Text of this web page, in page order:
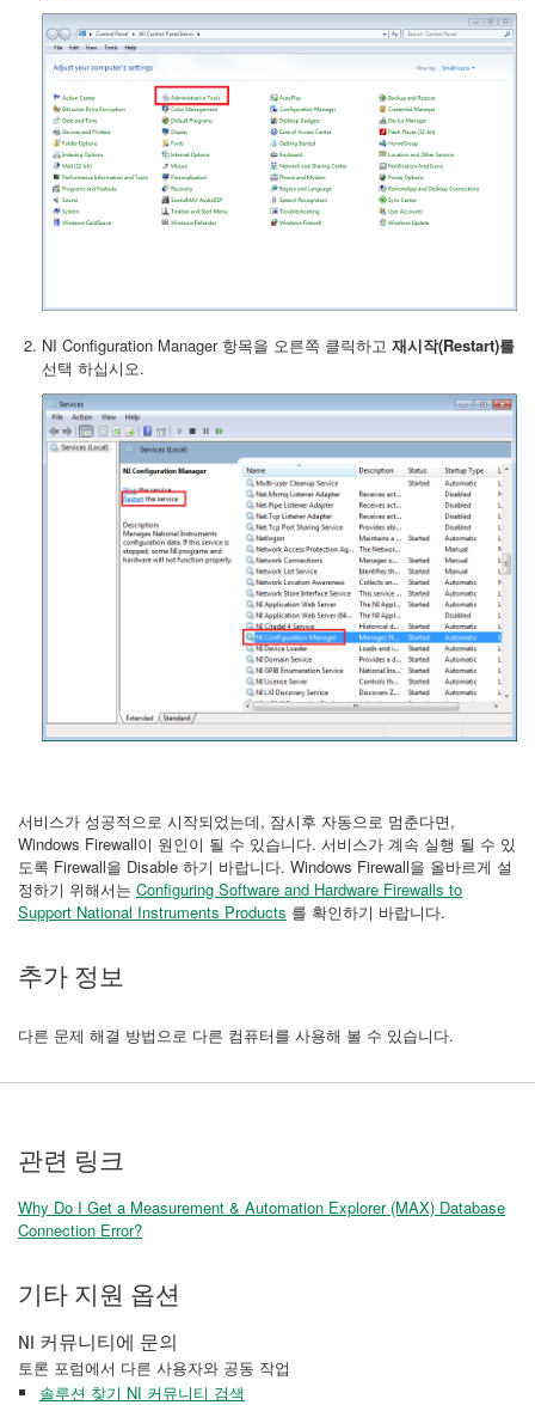
NI Configuration Manager 항목을 오른쪽 클릭하고 재시작(Restart)를
선택 하십시오.
서비스가 성공적으로 시작되었는데, 잠시후 자동으로 멈춘다면,
Windows Firewall이 원인이 될 수 있습니다. 서비스가 계속 실행 될 수 있
도록 Firewall을 Disable 하기 바랍니다. Windows Firewall을 올바르게 설
정하기 위해서는 Configuring Software and Hardware Firewalls to
Support National Instruments Products 를 확인하기 바랍니다.
추가 정보
다른 문제 해결 방법으로 다른 컴퓨터를 사용해 볼 수 있습니다.
관련 링크
Why Do I Get a Measurement & Automation Explorer (MAX) Database
Connection Error?
기타 지원 옵션
NI 커뮤니티에 문의
토론 포럼에서 다른 사용자와 공동 작업
솔루션 찾기 NI 커뮤니티 검색